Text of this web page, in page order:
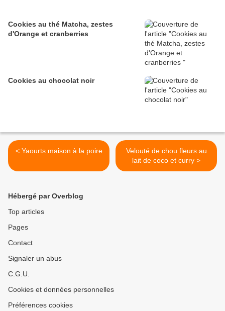
Cookies au thé Matcha, zestes
d'Orange et cranberries
Cookies au chocolat noir
< Yaourts maison à la poire
Velouté de chou fleurs au
lait de coco et curry >
Hébergé par Overblog
Top articles
Pages
Contact
Signaler un abus
C.G.U.
Cookies et données personnelles
Préférences cookies